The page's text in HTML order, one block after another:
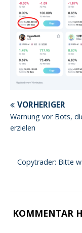
VORHERIGER
Warnung vor Bots,
erzielen
Copytrader: Bitte
KOMMENTAR